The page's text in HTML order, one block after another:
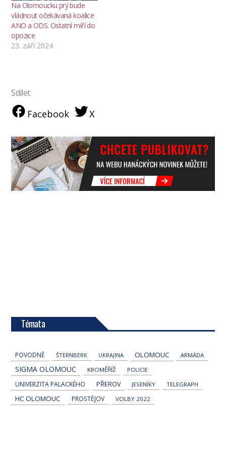
Na Olomoucku prý bude
vládnout očekávaná koalice
ANO a ODS. Ostatní míří do
opozice
23. září 2024
Sdílet
Facebook X
Témata
POVODNĚ ŠTERNBERK UKRAJINA OLOMOUC ARMÁDA
SIGMA OLOMOUC KROMĚŘÍŽ POLICIE
UNIVERZITA PALACKÉHO PŘEROV JESENÍKY TELEGRAPH
HC OLOMOUC PROSTĚJOV VOLBY 2022